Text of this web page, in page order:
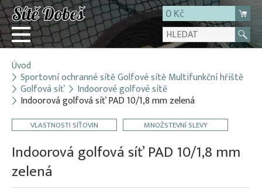
0 Kč
Přihlásit
Registrace
O firmě
Kontakt
Úvod
Sportovní ochranné sítě Golfové sítě Multifunkční hřiště
Golfová síť Indoorové golfové sítě
Indoorová golfová síť PAD 10/1,8 mm zelená
VLASTNOSTI SÍŤOVIN MNOŽSTEVNÍ SLEVY
Indoorová golfová síť PAD 10/1,8 mm
zelená